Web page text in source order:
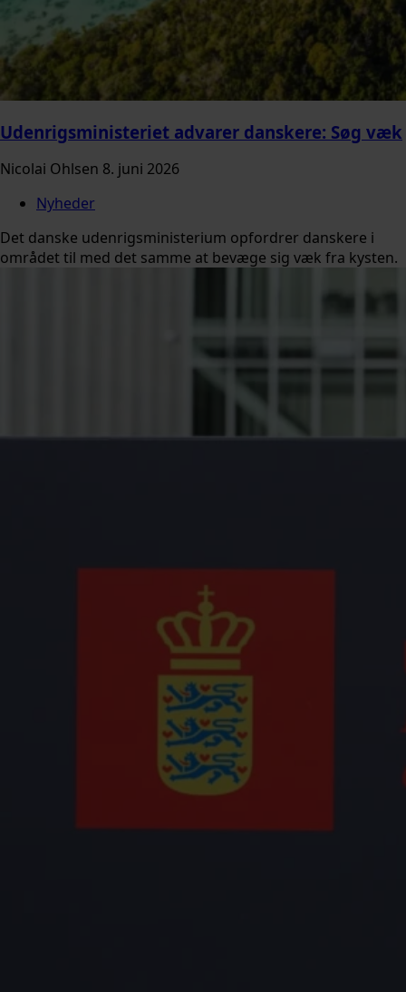
Udenrigsministeriet advarer danskere: Søg væk
Nicolai Ohlsen 8. juni 2026
Nyheder
Det danske udenrigsministerium opfordrer danskere i
området til med det samme at bevæge sig væk fra kysten.